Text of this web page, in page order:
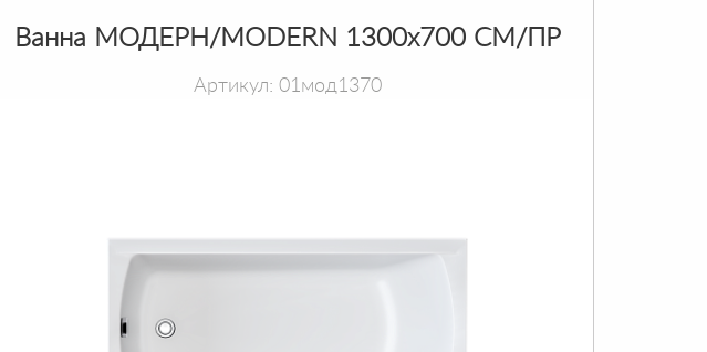
Ванна МОДЕРН/MODERN 1300х700 СМ/ПР
Артикул: 01мод1370